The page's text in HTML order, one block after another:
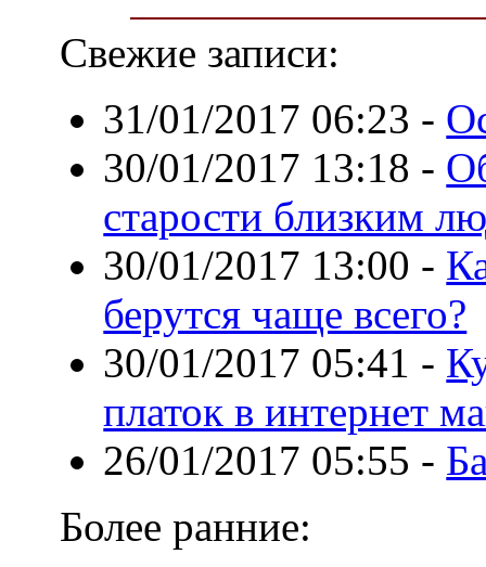
Свежие записи:
31/01/2017 06:23 -
30/01/2017 13:18 -
старости близким
30/01/2017 13:00 -
берутся чаще всего?
30/01/2017 05:41 -
платок в интернет
26/01/2017 05:55 -
Более ранние: